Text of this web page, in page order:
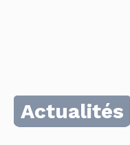
Actualités